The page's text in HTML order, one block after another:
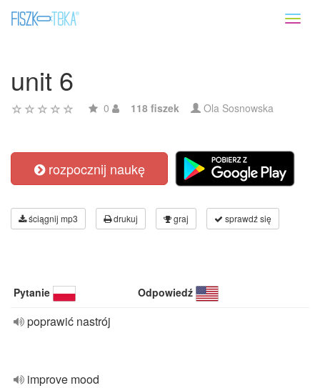
unit 6
0 118 fiszek Ola Sosnowska
rozpocznij naukę
ściągnij mp3 drukuj graj sprawdź się
Pytanie Odpowiedź
poprawić nastrój
improve mood